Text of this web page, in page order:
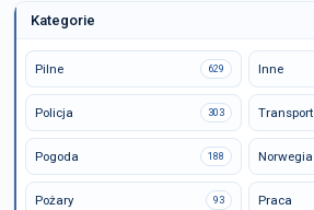
Kategorie
Pilne 629 Inne
Policja 303 Transport
Pogoda 188 Norwegia
Pożary 93 Praca